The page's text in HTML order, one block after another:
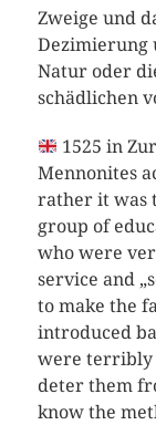
Zweige und
Dezimierung
Natur oder
schädlichen
1525 in
Mennonites
rather it was
group of
who were
service and
to make the
introduced
were terribly
deter them
know the